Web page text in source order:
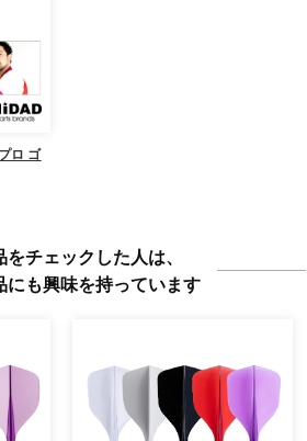
ロ ゴ
チェックした人は、
にも興味を持っています